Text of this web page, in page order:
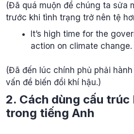
(Đã quá muộn để chúng ta sửa
trước khi tình trạng trở nên tệ
It’s high time for the
action on climate change.
(Đã đến lúc chính phủ phải
vấn đề biến đổi khí hậu.)
2. Cách dùng cấu trúc
trong tiếng Anh